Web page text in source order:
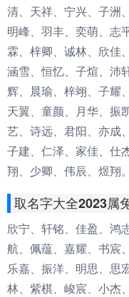
清、天祥、宁兴、子洲
明峰、羽丰、奕萌、志
霖、梓卿、诚林、欣佳
涵雪、恒忆、子煊、沛
辉、晨瑜、梓翊、子耀
天翼、童颜、月华、振
艺、诗远、君阳、亦成
子建、仁泽、家佳、仕
翔、少卿、伟辰、煜翔。
取名字大全2023属
欣宁、轩铭、佳盈、鸿
航、佩蕴、嘉耀、书宸
乐嘉、振洋、明思、思
林、紫棋、峻宸、小杰